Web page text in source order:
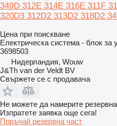
349D 312E 314E 316E 311F
320D3 312D2 313D2 318D2
Цена при поискване
Електрическа система - блок за
3698503
Нидерландия, Wouw
J&Th van der Veldt BV
Свържете се с продавача
Не можете да намерите
Изпратете заявка още сега!
Поръчай резервна част